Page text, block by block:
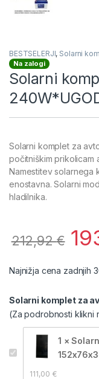
BESTSELERJI, Solarni
Na zalogi
Solarni
Solarni komplet za
počitniškim prikolicam
Namestitev solarnega
enostavna. Solarni
hladilnika.
212,92€
Najnižja cena zadnjih
Solarni komplet za
(Za podrobnosti klikni
1 ×
111,00 €